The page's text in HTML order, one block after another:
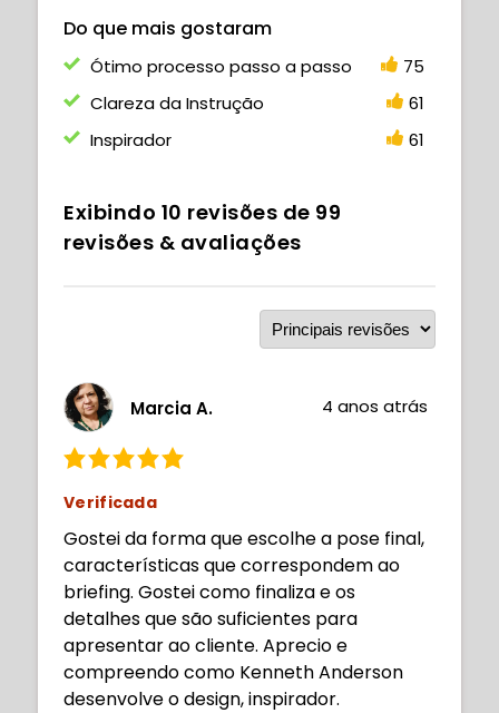
Do que mais gostaram
Ótimo processo passo a passo
75
Clareza da Instrução
61
Inspirador
61
Exibindo 10 revisões de 99
revisões & avaliações
Marcia A. 4 anos atrás
Verificada
Gostei da forma que escolhe a pose final,
características que correspondem ao
briefing. Gostei como finaliza e os
detalhes que são suficientes para
apresentar ao cliente. Aprecio e
compreendo como Kenneth Anderson
desenvolve o design, inspirador.